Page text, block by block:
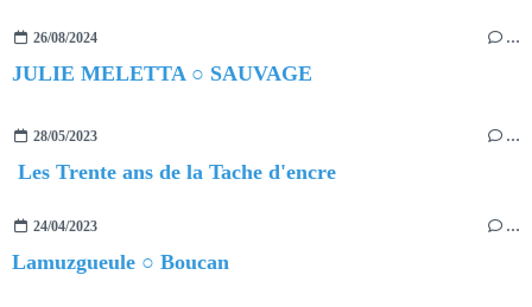
26/08/2024 …
JULIE MELETTA ○ SAUVAGE
28/05/2023 …
Les Trente ans de la Tache d'encre
24/04/2023 …
Lamuzgueule ○ Boucan